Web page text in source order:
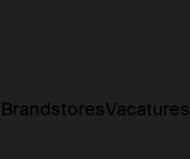
BrandstoresVacatures